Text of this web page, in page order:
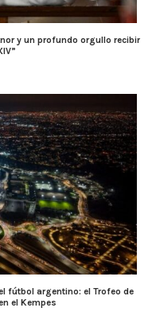
y un profundo orgullo recibir
fútbol argentino: el Trofeo de
el Kempes